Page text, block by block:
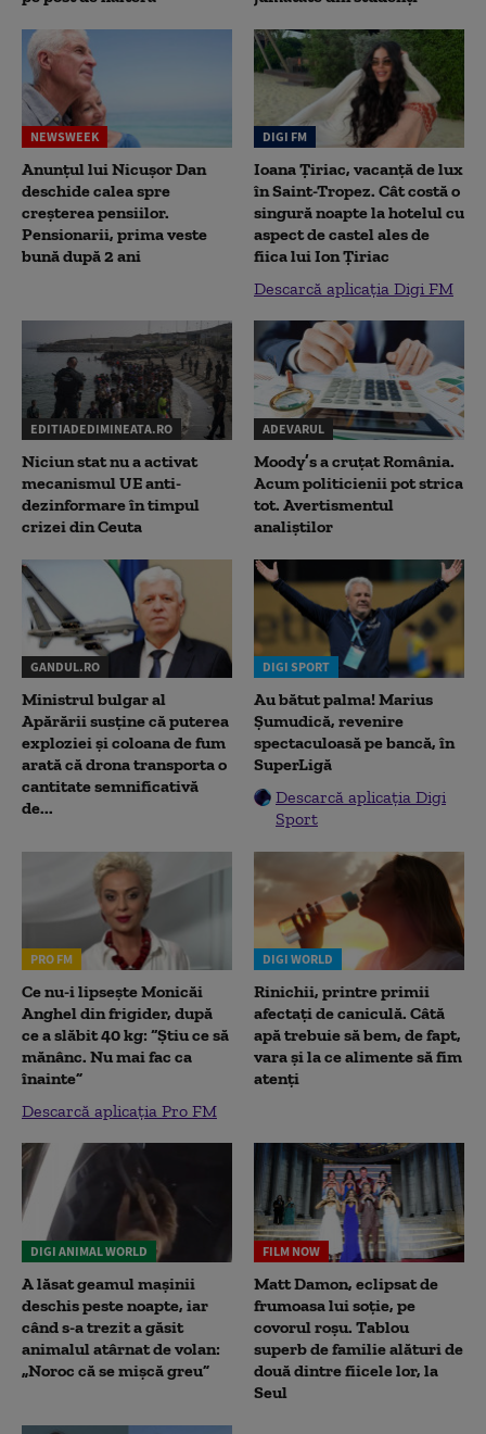
NEWSWEEK
Anunțul lui Nicușor Dan
deschide calea spre
creșterea pensiilor.
Pensionarii, prima veste
bună după 2 ani
DIGI FM
Ioana Țiriac, vacanță de lux
în Saint-Tropez. Cât costă o
singură noapte la hotelul cu
aspect de castel ales de
fiica lui Ion Țiriac
Descarcă aplicația Digi FM
EDITIADEDIMINEATA.RO
Niciun stat nu a activat
mecanismul UE anti-
dezinformare în timpul
crizei din Ceuta
ADEVARUL
Moody’s a cruțat România.
Acum politicienii pot strica
tot. Avertismentul
analiștilor
GANDUL.RO
Ministrul bulgar al
Apărării susține că puterea
exploziei și coloana de fum
arată că drona transporta o
cantitate semnificativă
de...
DIGI SPORT
Au bătut palma! Marius
Șumudică, revenire
spectaculoasă pe bancă, în
SuperLigă
Descarcă aplicația Digi
Sport
PRO FM
Ce nu-i lipsește Monicăi
Anghel din frigider, după
ce a slăbit 40 kg: “Știu ce să
mănânc. Nu mai fac ca
înainte”
Descarcă aplicația Pro FM
DIGI WORLD
Rinichii, printre primii
afectați de caniculă. Câtă
apă trebuie să bem, de fapt,
vara și la ce alimente să fim
atenți
DIGI ANIMAL WORLD
A lăsat geamul mașinii
deschis peste noapte, iar
când s-a trezit a găsit
animalul atârnat de volan:
„Noroc că se mișcă greu”
FILM NOW
Matt Damon, eclipsat de
frumoasa lui soție, pe
covorul roșu. Tablou
superb de familie alături de
două dintre fiicele lor, la
Seul